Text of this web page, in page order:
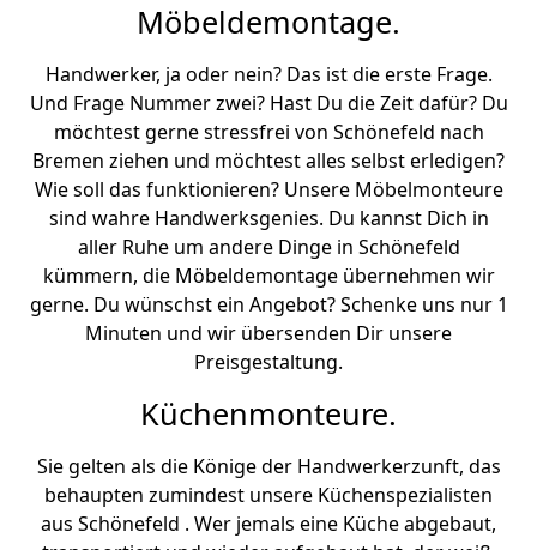
Möbeldemontage.
Handwerker, ja oder nein? Das ist die erste Frage.
Und Frage Nummer zwei? Hast Du die Zeit dafür? Du
möchtest gerne stressfrei von Schönefeld nach
Bremen ziehen und möchtest alles selbst erledigen?
Wie soll das funktionieren? Unsere Möbelmonteure
sind wahre Handwerksgenies. Du kannst Dich in
aller Ruhe um andere Dinge in Schönefeld
kümmern, die Möbeldemontage übernehmen wir
gerne. Du wünschst ein Angebot? Schenke uns nur 1
Minuten und wir übersenden Dir unsere
Preisgestaltung.
Küchenmonteure.
Sie gelten als die Könige der Handwerkerzunft, das
behaupten zumindest unsere Küchenspezialisten
aus Schönefeld . Wer jemals eine Küche abgebaut,